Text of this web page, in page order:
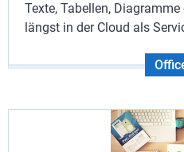
Texte, Tabellen,
längst in der Cloud als